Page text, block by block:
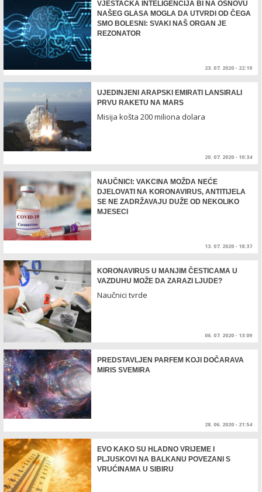
VJEŠTAČKA INTELIGENCIJA BI NA OSNOVU
NAŠEG GLASA MOGLA DA UTVRDI OD ČEGA
SMO BOLESNI: SVAKI NAŠ ORGAN JE
REZONATOR
23. 07. 2020 - 22:19
UJEDINJENI ARAPSKI EMIRATI LANSIRALI
PRVU RAKETU NA MARS
Misija košta 200 miliona dolara
20. 07. 2020 - 10:34
NAUČNICI: VAKCINA MOŽDA NEĆE
DJELOVATI NA KORONAVIRUS, ANTITIJELA
SE NE ZADRŽAVAJU DUŽE OD NEKOLIKO
MJESECI
13. 07. 2020 - 18:37
KORONAVIRUS U MANJIM ČESTICAMA U
VAZDUHU MOŽE DA ZARAZI LJUDE?
Naučnici tvrde
06. 07. 2020 - 13:09
PREDSTAVLJEN PARFEM KOJI DOČARAVA
MIRIS SVEMIRA
28. 06. 2020 - 21:54
EVO KAKO SU HLADNO VRIJEME I
PLJUSKOVI NA BALKANU POVEZANI S
VRUĆINAMA U SIBIRU